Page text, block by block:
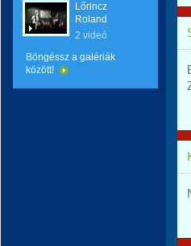
Lőrincz
Roland
2 videó
Böngéssz a galériák
között!